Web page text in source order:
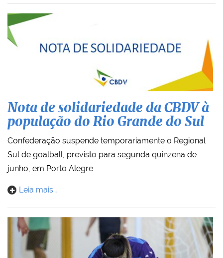
Nota de solidariedade da CBDV à
população do Rio Grande do Sul
Confederação suspende temporariamente o Regional
Sul de goalball, previsto para segunda quinzena de
junho, em Porto Alegre
Leia mais…